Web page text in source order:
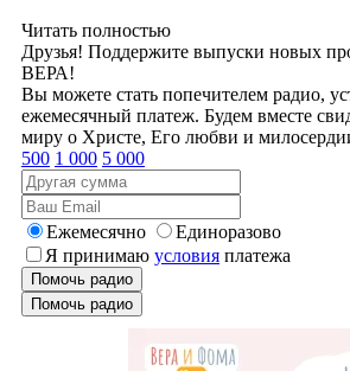
Читать полностью
Друзья! Поддержите выпуски новых
ВЕРА!
Вы можете стать попечителем радио,
ежемесячный платеж. Будем вместе
миру о Христе, Его любви и
500 1 000 5 000
Ежемесячно
Единоразово
Я принимаю условия платежа
Помочь радио
Помочь радио